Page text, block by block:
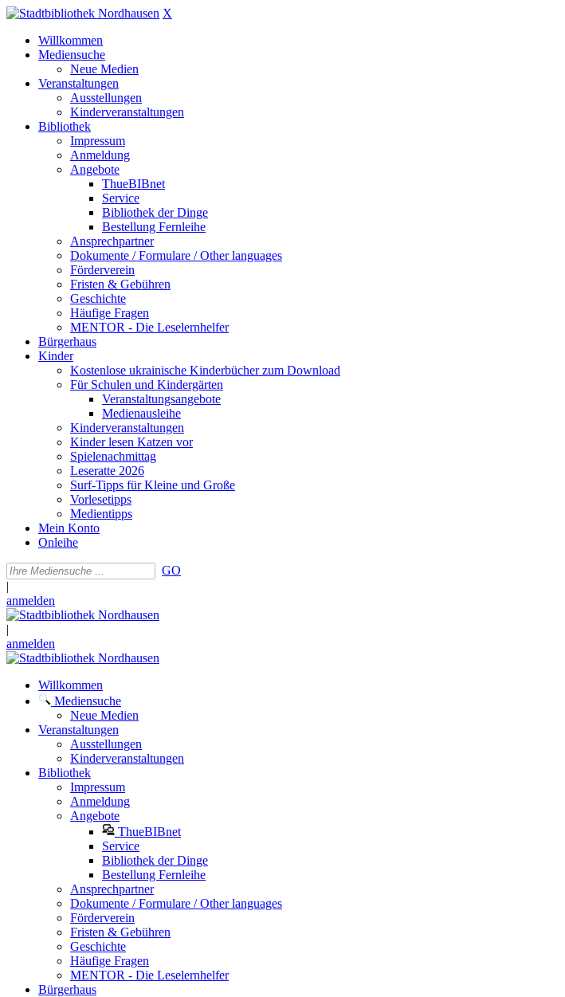
X
Willkommen
Mediensuche
Neue Medien
Veranstaltungen
Ausstellungen
Kinderveranstaltungen
Bibliothek
Impressum
Anmeldung
Angebote
ThueBIBnet
Service
Bibliothek der Dinge
Bestellung Fernleihe
Ansprechpartner
Dokumente / Formulare / Other languages
Förderverein
Fristen & Gebühren
Geschichte
Häufige Fragen
MENTOR - Die Leselernhelfer
Bürgerhaus
Kinder
Kostenlose ukrainische Kinderbücher zum Download
Für Schulen und Kindergärten
Veranstaltungsangebote
Medienausleihe
Kinderveranstaltungen
Kinder lesen Katzen vor
Spielenachmittag
Leseratte 2026
Surf-Tipps für Kleine und Große
Vorlesetipps
Medientipps
Mein Konto
Onleihe
GO
|
anmelden
|
anmelden
Willkommen
Mediensuche
Neue Medien
Veranstaltungen
Ausstellungen
Kinderveranstaltungen
Bibliothek
Impressum
Anmeldung
Angebote
ThueBIBnet
Service
Bibliothek der Dinge
Bestellung Fernleihe
Ansprechpartner
Dokumente / Formulare / Other languages
Förderverein
Fristen & Gebühren
Geschichte
Häufige Fragen
MENTOR - Die Leselernhelfer
Bürgerhaus